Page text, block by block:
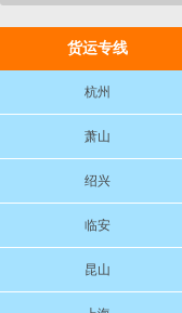
货运专线
杭州
萧山
绍兴
临安
昆山